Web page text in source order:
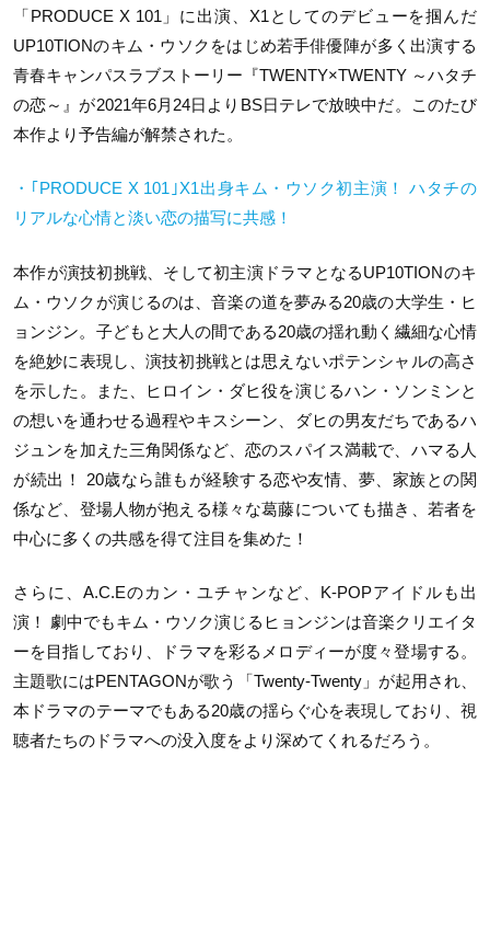
「PRODUCE X 101」に出演、X1としてのデビューを掴んだ
UP10TIONのキム・ウソクをはじめ若手俳優陣が多く出演する
青春キャンパスラブストーリー『TWENTY×TWENTY ～ハタチ
の恋～』が2021年6月24日よりBS日テレで放映中だ。このたび
本作より予告編が解禁された。
・｢PRODUCE X 101｣X1出身キム・ウソク初主演！ ハタチの
リアルな心情と淡い恋の描写に共感！
本作が演技初挑戦、そして初主演ドラマとなるUP10TIONのキ
ム・ウソクが演じるのは、音楽の道を夢みる20歳の大学生・ヒ
ョンジン。子どもと大人の間である20歳の揺れ動く繊細な心情
を絶妙に表現し、演技初挑戦とは思えないポテンシャルの高さ
を示した。また、ヒロイン・ダヒ役を演じるハン・ソンミンと
の想いを通わせる過程やキスシーン、ダヒの男友だちであるハ
ジュンを加えた三角関係など、恋のスパイス満載で、ハマる人
が続出！ 20歳なら誰もが経験する恋や友情、夢、家族との関
係など、登場人物が抱える様々な葛藤についても描き、若者を
中心に多くの共感を得て注目を集めた！
さらに、A.C.Eのカン・ユチャンなど、K-POPアイドルも出
演！ 劇中でもキム・ウソク演じるヒョンジンは音楽クリエイタ
ーを目指しており、ドラマを彩るメロディーが度々登場する。
主題歌にはPENTAGONが歌う「Twenty-Twenty」が起用され、
本ドラマのテーマでもある20歳の揺らぐ心を表現しており、視
聴者たちのドラマへの没入度をより深めてくれるだろう。